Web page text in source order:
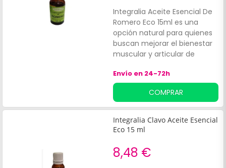
Integralia Aceite Esencial De
Romero Eco 15ml es una
opción natural para quienes
buscan mejorar el bienestar
muscular y articular de
Este aceite, obtenido de
romero de cultivo ecológico,
es ideal para el cuidado y
alivio de molestias
musculares, siendo
especialmente beneficioso
Envío en 24-72h
COMPRAR
Integralia Clavo Aceite Esencial
Eco 15 ml
8,48 €